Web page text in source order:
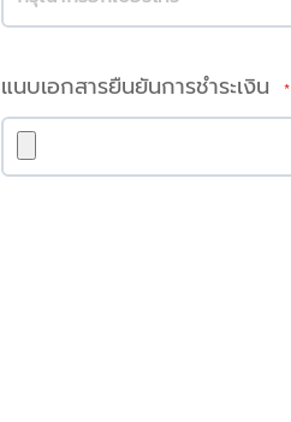
แนบเอกสารยืนยันการชำระเงิน